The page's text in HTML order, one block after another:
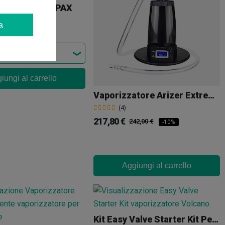
Silicone Per PAX
al carrello
Vaporizzatore Arizer Extreme Q
(4)
217,80 € 242,00 € -10%
Aggiungi al carrello
Kit Easy Valve Starter Kit Per Volcano